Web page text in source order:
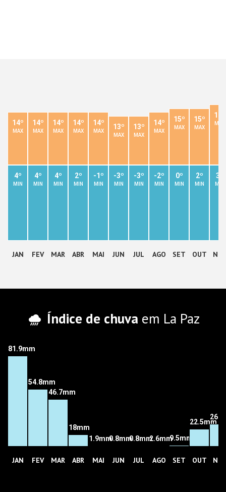
14º
MAX
4º
MIN
JAN
14º
MAX
4º
MIN
FEV
14º
MAX
4º
MIN
MAR
14º
MAX
2º
MIN
ABR
14º
MAX
-1º
MIN
MAI
13º
MAX
-3º
MIN
JUN
13º
MAX
-3º
MIN
JUL
14º
MAX
-2º
MIN
AGO
15º
MAX
0º
MIN
SET
15º
MAX
2º
MIN
OUT
16º
MAX
3º
MIN
NOV
Índice de chuva em La Paz
81.9mm
JAN
54.8mm
FEV
46.7mm
MAR
18mm
ABR
1.9mm
MAI
0.8mm
JUN
0.8mm
JUL
2.6mm
AGO
9.5mm
SET
22.5mm
OUT NOV